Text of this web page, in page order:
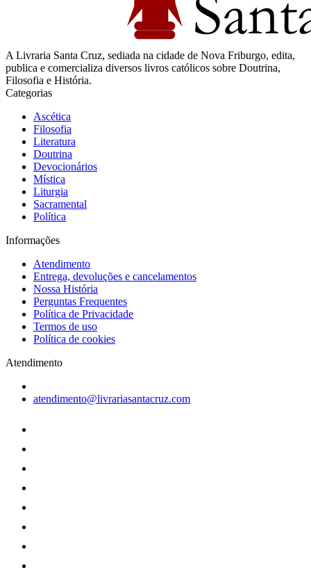
A Livraria Santa Cruz, sediada na cidade de Nova Friburgo, edita,
publica e comercializa diversos livros católicos sobre Doutrina,
Filosofia e História.
Categorias
Ascética
Filosofia
Literatura
Doutrina
Devocionários
Mística
Liturgia
Sacramental
Política
Informações
Atendimento
Entrega, devoluções e cancelamentos
Nossa História
Perguntas Frequentes
Política de Privacidade
Termos de uso
Política de cookies
Atendimento
atendimento@livrariasantacruz.com